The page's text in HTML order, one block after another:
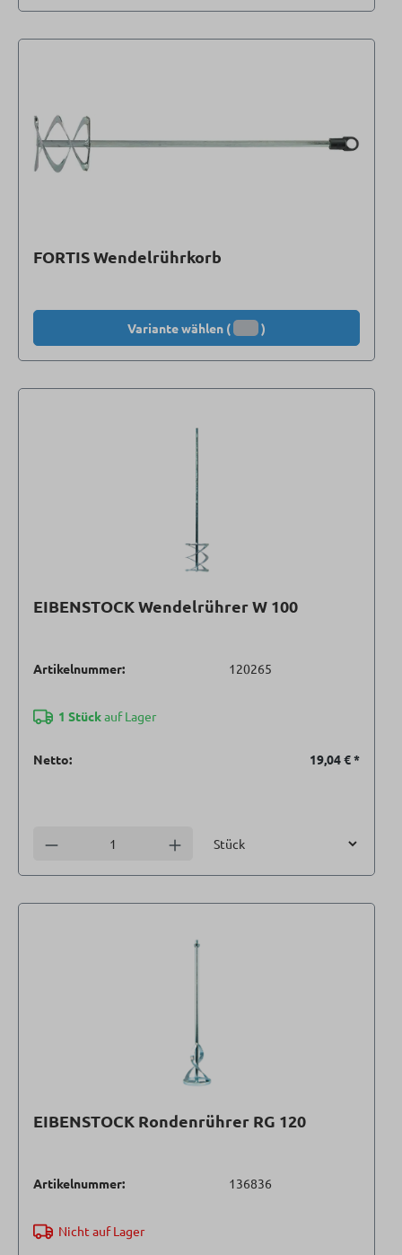
FORTIS Wendelrührkorb
Variante wählen ( )
EIBENSTOCK Wendelrührer W 100
Artikelnummer: 120265
1 Stückauf Lager
Netto: 19,04 €*
Anzahl verringern Anzahl erhöhen
EIBENSTOCK Rondenrührer RG 120
Artikelnummer: 136836
Nicht auf Lager